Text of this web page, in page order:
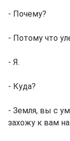
- Почему?
- Потому что
- Я.
- Куда?
- Земля, вы с
захожу к вам